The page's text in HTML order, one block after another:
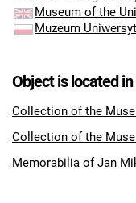
Museum of the
Muzeum
Object is located
Collection of the
Collection of the
Memorabilia of Jan